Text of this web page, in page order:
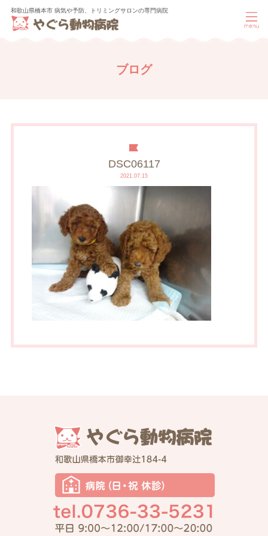
和歌山県橋本市 病気や予防、トリミングサロンの専門病院
ブログ
DSC06117
2021.07.15